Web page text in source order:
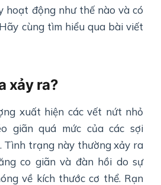
hoạt động như thế nào và có
cùng tìm hiểu qua bài viết
xảy ra?
xuất hiện các vết nứt nhỏ
giãn quá mức của các sợi
Tình trạng này thường xảy ra
co giãn và đàn hồi do sự
về kích thước cơ thể. Rạn